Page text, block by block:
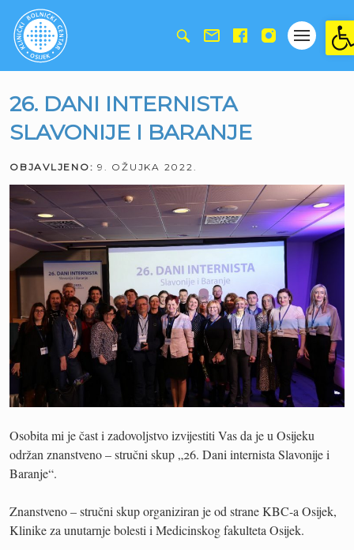
26. DANI INTERNISTA
SLAVONIJE I BARANJE
OBJAVLJENO: 9. OŽUJKA 2022.
Osobita mi je čast i zadovoljstvo izvijestiti Vas da je u Osijeku
održan znanstveno – stručni skup „26. Dani internista Slavonije i
Baranje“.
Znanstveno – stručni skup organiziran je od strane KBC-a Osijek,
Klinike za unutarnje bolesti i Medicinskog fakulteta Osijek.